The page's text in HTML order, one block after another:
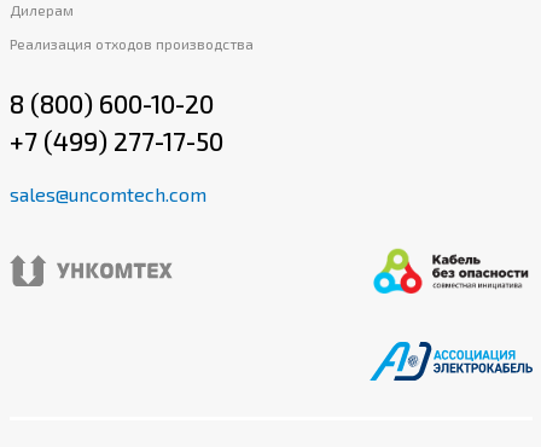
Дилерам
Реализация отходов производства
8 (800) 600-10-20
+7 (499) 277-17-50
sales@uncomtech.com